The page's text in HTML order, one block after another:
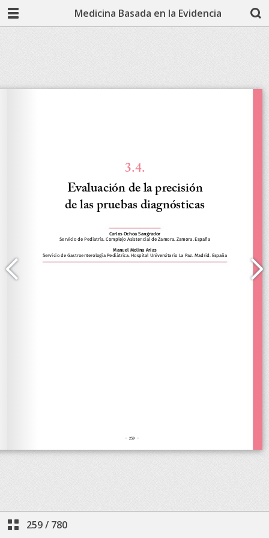
Medicina Basada en la Evidencia
259/ 780